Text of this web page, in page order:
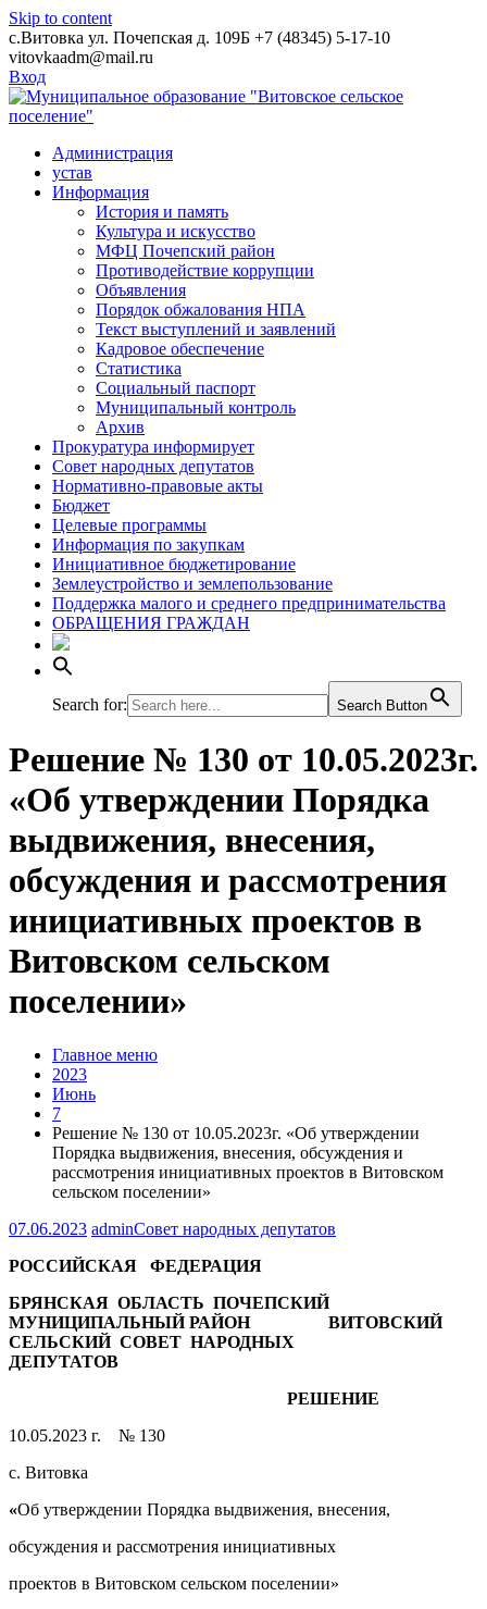
Skip to content
с.Витовка ул. Почепская д. 109Б +7 (48345) 5-17-10
vitovkaadm@mail.ru
Вход
Администрация
устав
Информация
История и память
Культура и искусство
МФЦ Почепский район
Противодействие коррупции
Объявления
Порядок обжалования НПА
Текст выступлений и заявлений
Кадровое обеспечение
Статистика
Социальный паспорт
Муниципальный контроль
Архив
Прокуратура информирует
Совет народных депутатов
Нормативно-правовые акты
Бюджет
Целевые программы
Информация по закупкам
Инициативное бюджетирование
Землеустройство и землепользование
Поддержка малого и среднего предпринимательства
ОБРАЩЕНИЯ ГРАЖДАН
Search for: Search Button
Решение № 130 от 10.05.2023г.
«Об утверждении Порядка
выдвижения, внесения,
обсуждения и рассмотрения
инициативных проектов в
Витовском сельском
поселении»
Главное меню
2023
Июнь
7
Решение № 130 от 10.05.2023г. «Об утверждении
Порядка выдвижения, внесения, обсуждения и
рассмотрения инициативных проектов в Витовском
сельском поселении»
07.06.2023 adminСовет народных депутатов
РОССИЙСКАЯ ФЕДЕРАЦИЯ
БРЯНСКАЯ ОБЛАСТЬ ПОЧЕПСКИЙ
МУНИЦИПАЛЬНЫЙ РАЙОН ВИТОВСКИЙ
СЕЛЬСКИЙ СОВЕТ НАРОДНЫХ
ДЕПУТАТОВ
РЕШЕНИЕ
10.05.2023 г. № 130
с. Витовка
«Об утверждении Порядка выдвижения, внесения,
обсуждения и рассмотрения инициативных
проектов в Витовском сельском поселении»